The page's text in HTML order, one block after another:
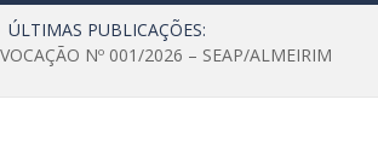
ÚLTIMAS PUBLICAÇÕES:
Nº 001/2026 – SEAP/ALMEIRIM